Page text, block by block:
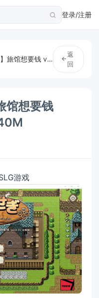
登录/注册
【经营SLG/动态】旅馆想要钱 v0.85 中文测试版140M
返
回
馆想要钱
游戏